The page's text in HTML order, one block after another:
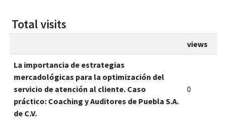
Total visits
views
La importancia de estrategias
mercadológicas para la optimización del
servicio de atención al cliente. Caso
práctico: Coaching y Auditores de Puebla S.A.
de C.V.
0